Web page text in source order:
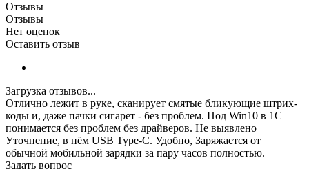
Отзывы
Отзывы
Нет оценок
Оставить отзыв
Загрузка отзывов...
Отлично лежит в руке, сканирует смятые бликующие штрих-
коды и, даже пачки сигарет - без проблем. Под Win10 в 1С
понимается без проблем без драйверов. Не выявлено
Уточнение, в нём USB Type-C. Удобно, Заряжается от
обычной мобильной зарядки за пару часов полностью.
Задать вопрос